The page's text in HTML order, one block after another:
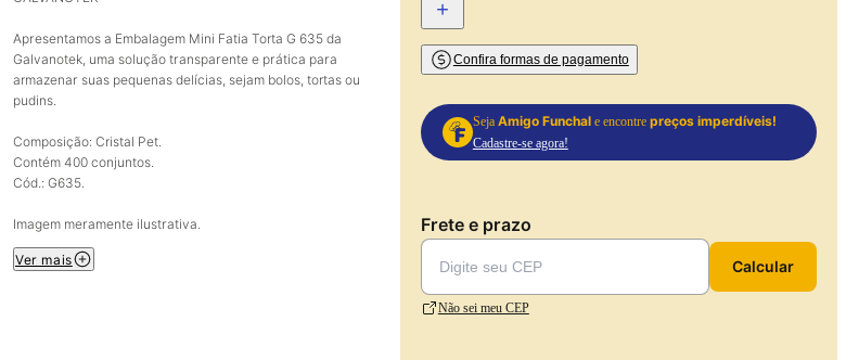
Apresentamos a Embalagem Mini Fatia Torta G 635 da
Galvanotek, uma solução transparente e prática para
armazenar suas pequenas delícias, sejam bolos, tortas ou
pudins.
Composição: Cristal Pet.
Contém 400 conjuntos.
Cód.: G635.
Imagem meramente ilustrativa.
Ver mais
+
Confira formas de pagamento
Seja Amigo Funchale encontre preços imperdíveis!
Cadastre-se agora!
Frete e prazo
Calcular
Não sei meu CEP